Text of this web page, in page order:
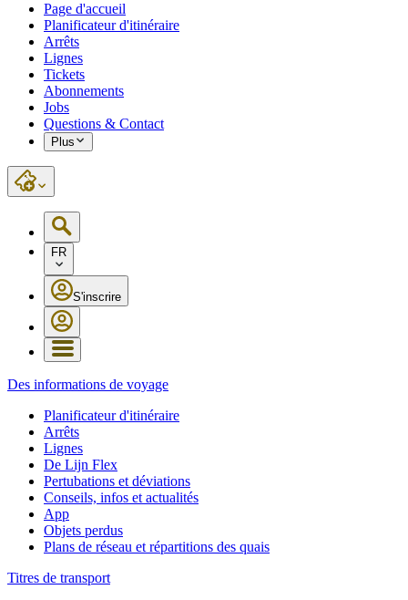
Page d'accueil
Planificateur d'itinéraire
Arrêts
Lignes
Tickets
Abonnements
Jobs
Questions & Contact
Plus
FR
S'inscrire
Des informations de voyage
Planificateur d'itinéraire
Arrêts
Lignes
De Lijn Flex
Pertubations et déviations
Conseils, infos et actualités
App
Objets perdus
Plans de réseau et répartitions des quais
Titres de transport